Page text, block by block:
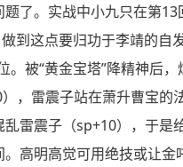
了。实战中小九只在第13
到这点要归功于李靖的自
。被“黄金宝塔”降精神后
，雷震子站在萧升曹宝的
乱雷震子（sp+10），于是
高明高觉可用绝技或让金